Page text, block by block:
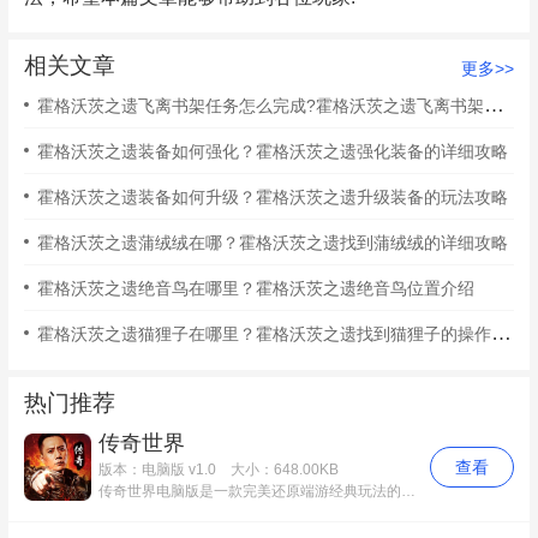
相关文章 更多>>
霍格沃茨之遗飞离书架任务怎么完成?霍格沃茨之遗飞离书架任务完成攻略
霍格沃茨之遗装备如何强化？霍格沃茨之遗强化装备的详细攻略
霍格沃茨之遗装备如何升级？霍格沃茨之遗升级装备的玩法攻略
霍格沃茨之遗蒲绒绒在哪？霍格沃茨之遗找到蒲绒绒的详细攻略
霍格沃茨之遗绝音鸟在哪里？霍格沃茨之遗绝音鸟位置介绍
霍格沃茨之遗猫狸子在哪里？霍格沃茨之遗找到猫狸子的操作步骤
热门推荐
传奇世界
版本：电脑版 v1.0
大小：648.00KB
传奇世界电脑版是一款完美还原端游经典玩法的传奇类角色扮演游戏，腾讯传奇世界电脑版游戏中神魔双雄，荣耀现世，全新版本“神渊魔域”跨服远征。魔君陈小春、神将刘烨，进驻明星服，火爆开服，福利升级! 十三年经典升级，一亿传奇兄弟逐鹿中州，随时随地，只求战个痛快!
查看